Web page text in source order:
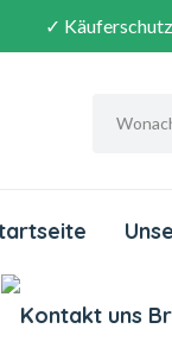
✓ Käuferschutz